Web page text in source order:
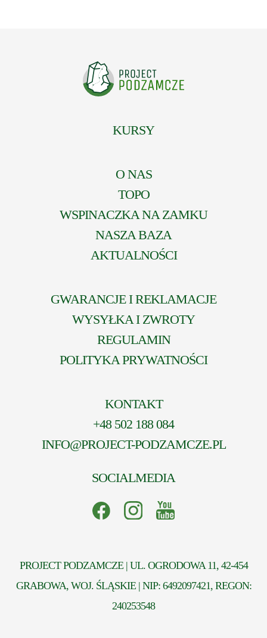
KURSY
O NAS
TOPO
WSPINACZKA NA ZAMKU
NASZA BAZA
AKTUALNOŚCI
GWARANCJE I REKLAMACJE
WYSYŁKA I ZWROTY
REGULAMIN
POLITYKA PRYWATNOŚCI
KONTAKT
+48 502 188 084
INFO@PROJECT-PODZAMCZE.PL
SOCIALMEDIA
PROJECT PODZAMCZE | UL. OGRODOWA 11, 42-454
GRABOWA, WOJ. ŚLĄSKIE | NIP: 6492097421, REGON:
240253548